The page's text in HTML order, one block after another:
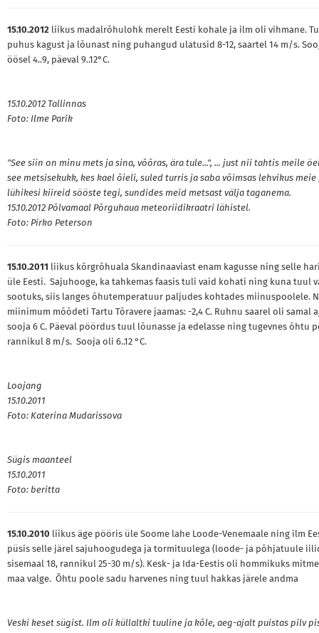
15.10.2012 liikus madalrõhulohk merelt Eesti kohale ja ilm oli vihmane.
puhus kagust ja lõunast ning puhangud ulatusid 8-12, saartel 14 m/s.
öösel 4..9, päeval 9..12°C.
15.10.2012 Tallinnas
Foto: Ilme Parik
"See siin on minu mets ja sina, võõras, ära tule...", ... just nii tahtis meile
see metsisekukk, kes kael õieli, suled turris ja saba võimsas lehvikus
lühikesi kiireid sööste tegi, sundides meid metsast välja taganema.
15.10.2012 Põlvamaal Põrguhaua meteoriidikraatri lähistel.
Foto: Pirko Peterson
15.10.2011 liikus kõrgrõhuala Skandinaaviast enam kagusse ning selle
üle Eesti. Sajuhooge, ka tahkemas faasis tuli vaid kohati ning kuna tuul
sootuks, siis langes õhutemperatuur paljudes kohtades miinuspoolele.
miinimum mõõdeti Tartu Tõravere jaamas: -2,4 C. Ruhnu saarel oli samal
sooja 6 C. Päeval pöördus tuul lõunasse ja edelasse ning tugevnes õhtu
rannikul 8 m/s. Sooja oli 6..12 °C.
Loojang
15.10.2011
Foto: Katerina Mudarissova
Sügis maanteel
15.10.2011
Foto: beritta
15.10.2010 liikus äge pööris üle Soome lahe Loode-Venemaale ning ilm
püsis selle järel sajuhoogudega ja tormituulega (loode- ja põhjatuule
sisemaal 18, rannikul 25-30 m/s). Kesk- ja Ida-Eestis oli hommikuks
maa valge. Õhtu poole sadu harvenes ning tuul hakkas järele andma
Veski keset sügist. Ilm oli küllaltki tuuline ja kõle, aeg-ajalt puistas pilv